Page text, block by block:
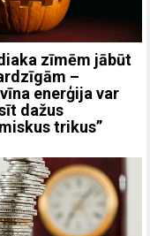
zīmēm jābūt
–
enerģija var
dažus
trikus”